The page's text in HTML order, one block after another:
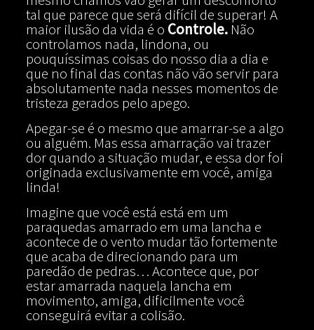
tal que parece que será difícil de superar! A
maior ilusão da vida é o Controle. Não
controlamos nada, lindona, ou
pouquíssimas coisas do nosso dia a dia e
que no final das contas não vão servir para
absolutamente nada nesses momentos de
tristeza gerados pelo apego.
Apegar-se é o mesmo que amarrar-se a algo
ou alguém. Mas essa amarração vai trazer
dor quando a situação mudar, e essa dor foi
originada exclusivamente em você, amiga
linda!
Imagine que você está está em um
paraquedas amarrado em uma lancha e
acontece de o vento mudar tão fortemente
que acaba de direcionando para um
paredão de pedras… Acontece que, por
estar amarrada naquela lancha em
movimento, amiga, dificilmente você
conseguirá evitar a colisão.